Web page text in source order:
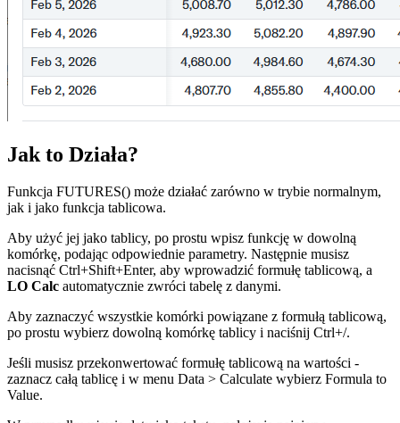
Jak to Działa?
Funkcja FUTURES() może działać zarówno w trybie normalnym,
jak i jako funkcja tablicowa.
Aby użyć jej jako tablicy, po prostu wpisz funkcję w dowolną
komórkę, podając odpowiednie parametry. Następnie musisz
nacisnąć Ctrl+Shift+Enter, aby wprowadzić formułę tablicową, a
LO Calc automatycznie zwróci tabelę z danymi.
Aby zaznaczyć wszystkie komórki powiązane z formułą tablicową,
po prostu wybierz dowolną komórkę tablicy i naciśnij Ctrl+/.
Jeśli musisz przekonwertować formułę tablicową na wartości -
zaznacz całą tablicę i w menu Data > Calculate wybierz Formula to
Value.